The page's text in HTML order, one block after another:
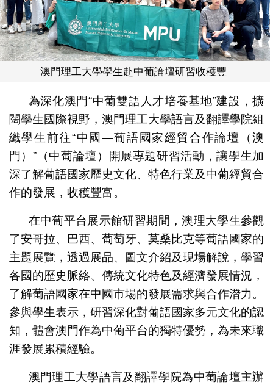
澳門理工大學學生赴中葡論壇研習收穫豐
為深化澳門“中葡雙語人才培養基地”建設，擴
闊學生國際視野，澳門理工大學語言及翻譯學院組
織學生前往“中國—葡語國家經貿合作論壇（澳
門）”（中葡論壇）開展專題研習活動，讓學生加
深了解葡語國家歷史文化、特色行業及中葡經貿合
作的發展，收穫豐富。
在中葡平台展示館研習期間，澳理大學生參觀
了安哥拉、巴西、葡萄牙、莫桑比克等葡語國家的
主題展覽，透過展品、圖文介紹及現場解說，學習
各國的歷史脈絡、傳統文化特色及經濟發展情況，
了解葡語國家在中國市場的發展需求與合作潛力。
參與學生表示，研習深化對葡語國家多元文化的認
知，體會澳門作為中葡平台的獨特優勢，為未來職
涯發展累積經驗。
澳門理工大學語言及翻譯學院為中葡論壇主辦